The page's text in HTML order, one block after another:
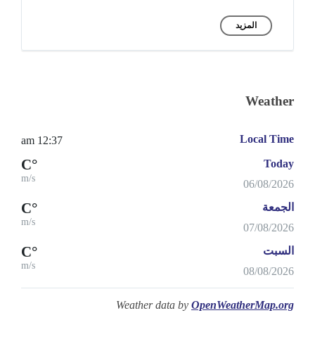
المزيد
Weather
Local Time
12:37 am
Today
06/08/2026
°C
m/s
الجمعة
07/08/2026
°C
m/s
السبت
08/08/2026
°C
m/s
Weather data by OpenWeatherMap.org